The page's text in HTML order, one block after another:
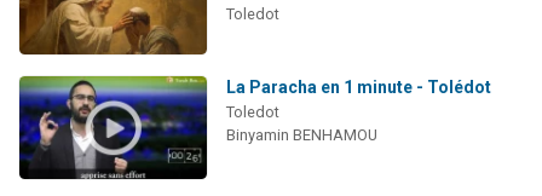
Toledot
La Paracha en 1 minute - Tolédot
Toledot
Binyamin BENHAMOU